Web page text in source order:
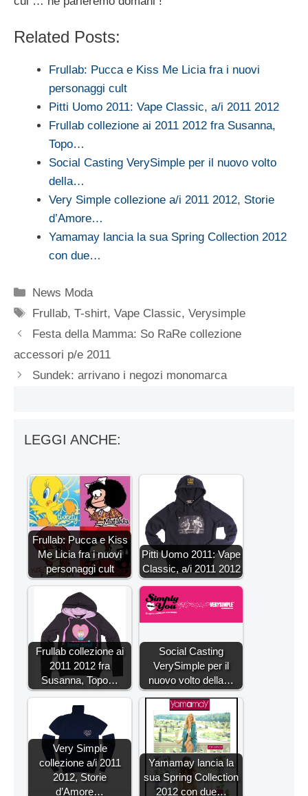
Related Posts:
Frullab: Pucca e Kiss Me Licia fra i nuovi
personaggi cult
Pitti Uomo 2011: Vape Classic, a/i 2011 2012
Frullab collezione ai 2011 2012 fra Susanna,
Topo…
Social Casting VerySimple per il nuovo volto
della…
Very Simple collezione a/i 2011 2012, Storie
d’Amore…
Yamamay lancia la sua Spring Collection 2012
con due…
Categorie
News Moda
Tag
Frullab,T-shirt,Vape Classic,Verysimple
Festa della Mamma: So RaRe collezione
accessori p/e 2011
Sundek: arrivano i negozi monomarca
LEGGI ANCHE:
Frullab: Pucca e Kiss
Me Licia fra i nuovi
personaggi cult
Pitti Uomo 2011: Vape
Classic, a/i 2011 2012
Frullab collezione ai
2011 2012 fra
Susanna, Topo…
Social Casting
VerySimple per il
nuovo volto della…
Very Simple
collezione a/i 2011
2012, Storie
d’Amore…
Yamamay lancia la
sua Spring Collection
2012 con due…